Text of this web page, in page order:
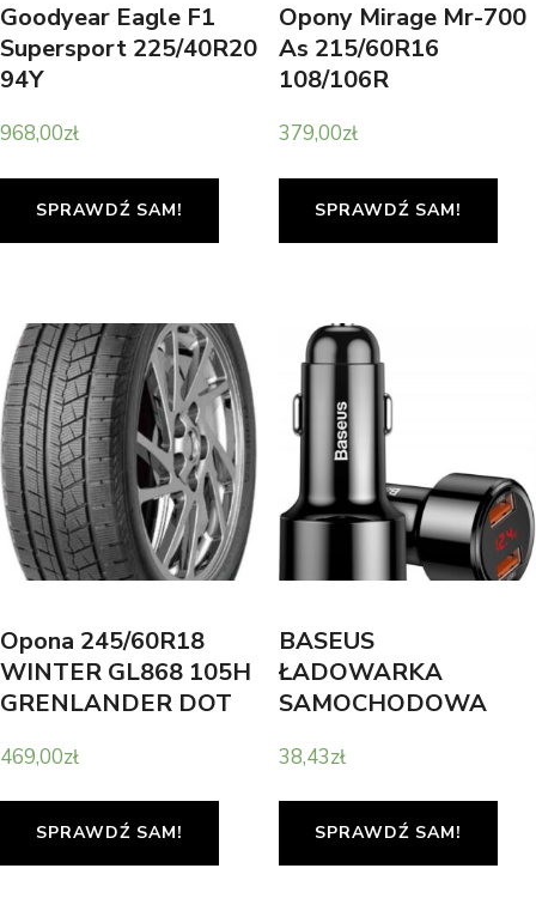
Goodyear Eagle F1
Supersport 225/40R20
94Y
968,00zł
SPRAWDŹ SAM!
Opony Mirage Mr-700
As 215/60R16
108/106R
379,00zł
SPRAWDŹ SAM!
Opona 245/60R18
WINTER GL868 105H
GRENLANDER DOT
469,00zł
SPRAWDŹ SAM!
BASEUS
ŁADOWARKA
SAMOCHODOWA
2X
38,43zł
SPRAWDŹ SAM!